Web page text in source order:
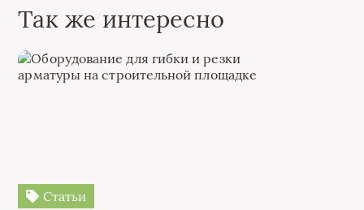
Так же интересно
Статьи